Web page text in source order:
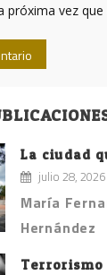
próxima vez
La ciudad
julio 28, 2026
María
Hernández
Terrorismo